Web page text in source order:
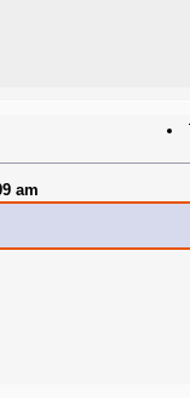
am